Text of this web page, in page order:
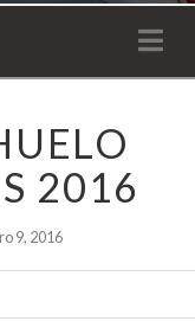
2016
9, 2016